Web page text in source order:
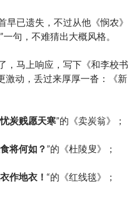
已遗失，不过从他《悯农》
句，不难猜出大概风格。
，马上响应，写下《和李校书
激动，丢过来厚厚一沓：《新
炭贱愿天寒”的《卖炭翁》；
将何如？”的《杜陵叟》；
作地衣！ “的《红线毯》；